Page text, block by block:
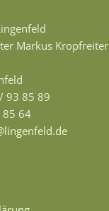
Markus Kropfreiter
93 85 89
85 64